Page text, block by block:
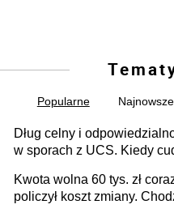
Popularne Najnowsze
Dług celny i
w sporach z UCS. Kiedy
Kwota wolna 60 tys. zł
policzył koszt zmiany.